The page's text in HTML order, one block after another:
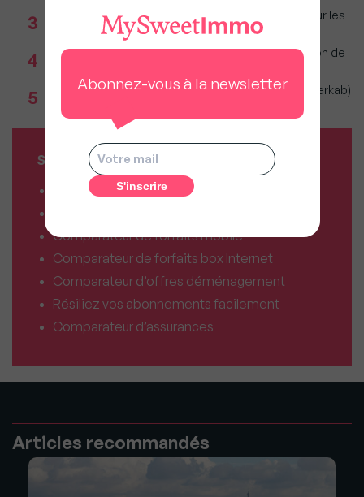
3
Immobilier : Ce que l’AI Act change vraiment pour les
agences depuis le 2 août 2026
4
Incendies : Quels sont vos droits si votre location de
5
Immobilier 1er semestre 2026 (Observatoire Interkab)
SERVICES MY SWEET'IMMO
Combien vaut mon bien ?
Comparateur de forfaits mobile
Comparateur de forfaits box Internet
Comparateur d’offres déménagement
Résiliez vos abonnements facilement
Comparateur d’assurances
Articles recommandés
Abonnez-vous à la newsletter